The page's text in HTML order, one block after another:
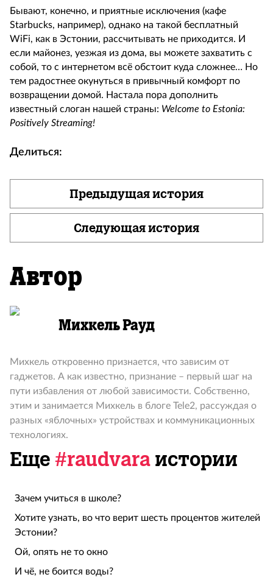
Бывают, конечно, и приятные исключения (кафе
Starbucks, например), однако на такой бесплатный
WiFi, как в Эстонии, рассчитывать не приходится. И
если майонез, уезжая из дома, вы можете захватить с
собой, то с интернетом всё обстоит куда сложнее… Но
тем радостнее окунуться в привычный комфорт по
возвращении домой. Настала пора дополнить
известный слоган нашей страны: Welcome to Estonia:
Positively Streaming!
Делиться:
Предыдущая история
Следующая история
Автор
Михкель Рауд
Михкель откровенно признается, что зависим от
гаджетов. А как известно, признание – первый шаг на
пути избавления от любой зависимости. Собственно,
этим и занимается Михкель в блоге Tele2, рассуждая о
разных «яблочных» устройствах и коммуникационных
технологиях.
Еще #raudvara истории
Зачем учиться в школе?
Хотите узнать, во что верит шесть процентов жителей
Эстонии?
Ой, опять не то окно
И чё, не боится воды?